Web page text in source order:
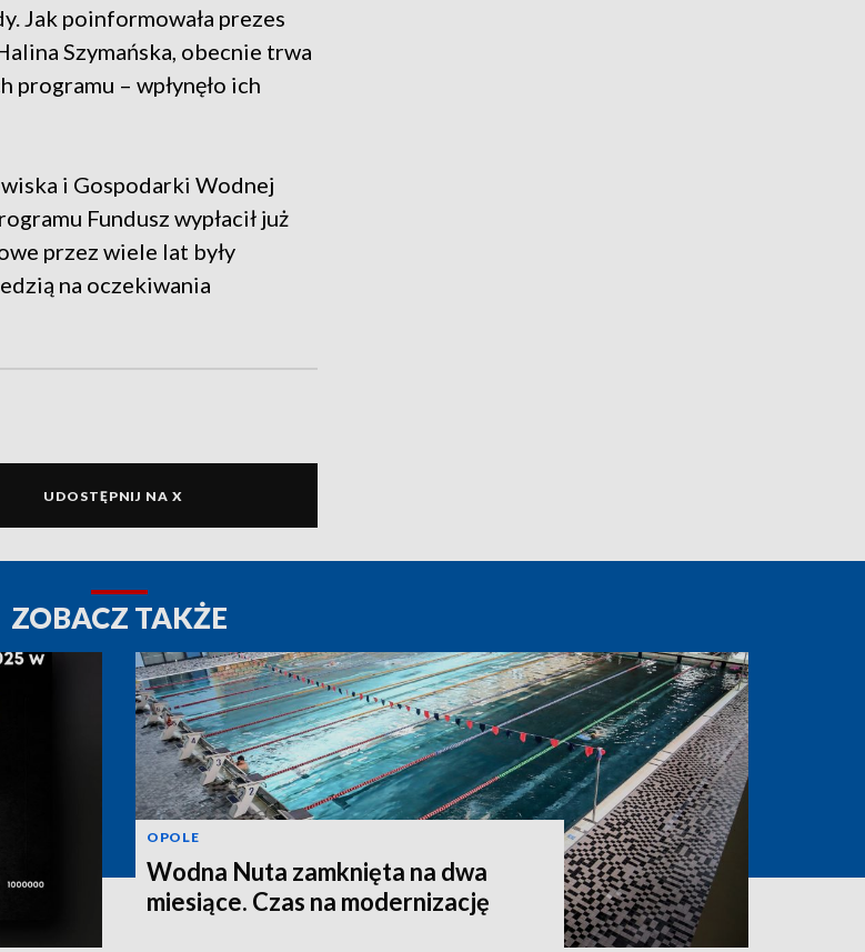
Jak poinformowała prezes
Szymańska, obecnie trwa
– wpłynęło ich
i Gospodarki Wodnej
Fundusz wypłacił już
przez wiele lat były
na oczekiwania
UDOSTĘPNIJ NA X
ZOBACZ TAKŻE
OPOLE
Wodna Nuta zamknięta na dwa
miesiące. Czas na modernizację